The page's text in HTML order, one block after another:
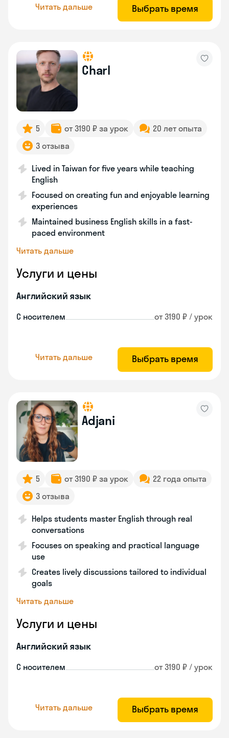
Читать дальше Выбрать время
Charl
5 от 3190 ₽ за урок
20 лет опыта
3 отзыва
Lived in Taiwan for five years while teaching
English
Focused on creating fun and enjoyable learning
experiences
Maintained business English skills in a fast-
paced environment
Читать дальше
Услуги и цены
Английский язык
С носителем от 3190 ₽ / урок
Читать дальше Выбрать время
Adjani
5 от 3190 ₽ за урок
22 года опыта
3 отзыва
Helps students master English through real
conversations
Focuses on speaking and practical language
use
Creates lively discussions tailored to individual
goals
Читать дальше
Услуги и цены
Английский язык
С носителем от 3190 ₽ / урок
Читать дальше Выбрать время